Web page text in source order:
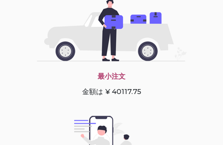
最小注文
金額は ¥ 40117.75